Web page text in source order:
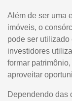
Além de ser uma
imóveis, o
pode ser utilizado
investidores
formar
aproveitar
Dependendo das